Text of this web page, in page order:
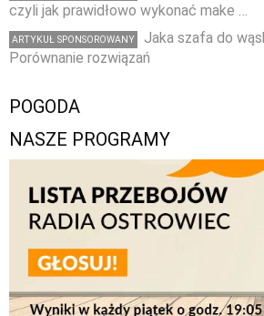
czyli jak prawidłowo wykonać make …
ARTYKUŁ SPONSOROWANY
Jaka szafa do
Porównanie rozwiązań
POGODA
NASZE PROGRAMY